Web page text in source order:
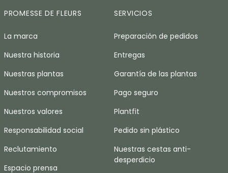
PROMESSE DE FLEURS
La marca
Nuestra historia
Nuestras plantas
Nuestros compromisos
Nuestros valores
Responsabilidad social
Reclutamiento
Espacio prensa
SERVICIOS
Preparación de pedidos
Entregas
Garantía de las plantas
Pago seguro
Plantfit
Pedido sin plástico
Nuestras cestas anti-
desperdicio